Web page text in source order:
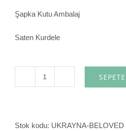
Şapka Kutu Ambalaj
Saten Kurdele
Stok kodu: UKRAYNA-BELOVED